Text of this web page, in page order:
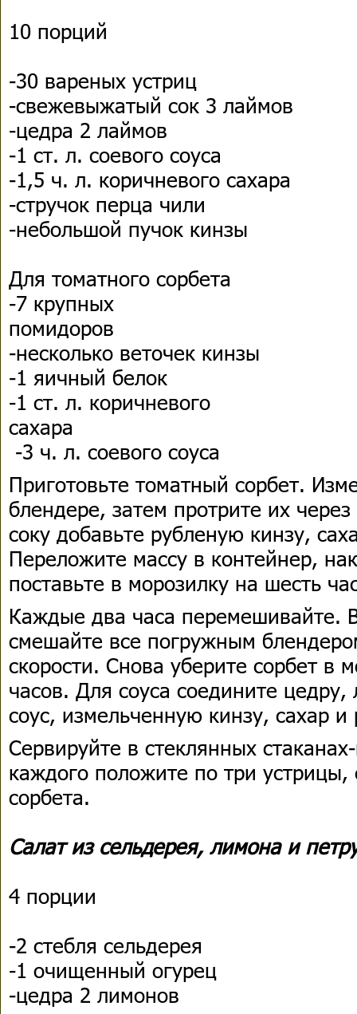
10 порций
-30 вареных устриц
-свежевыжатый сок 3 лаймов
-цедра 2 лаймов
-1 ст. л. соевого соуса
-1,5 ч. л. коричневого сахара
-стручок перца чили
-небольшой пучок кинзы
Для томатного сорбета
-7 крупных
помидоров
-несколько веточек кинзы
-1 яичный белок
-1 ст. л. коричневого
сахара
-3 ч. л. соевого соуса
Приготовьте томатный сорбет.
блендере, затем протрите их
соку добавьте рубленую кинзу,
Переложите массу в контейнер,
поставьте в морозилку на шесть
Каждые два часа перемешивайте.
смешайте все погружным
скорости. Снова уберите сорбет в
часов. Для соуса соедините
соус, измельченную кинзу, сахар
Сервируйте в стеклянных
каждого положите по три устрицы,
сорбета.
Салат из сельдерея, лимона и
4 порции
-2 стебля сельдерея
-1 очищенный огурец
-цедра 2 лимонов